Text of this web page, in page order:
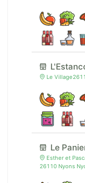
Le
Le
Esther et
26110 Nyons